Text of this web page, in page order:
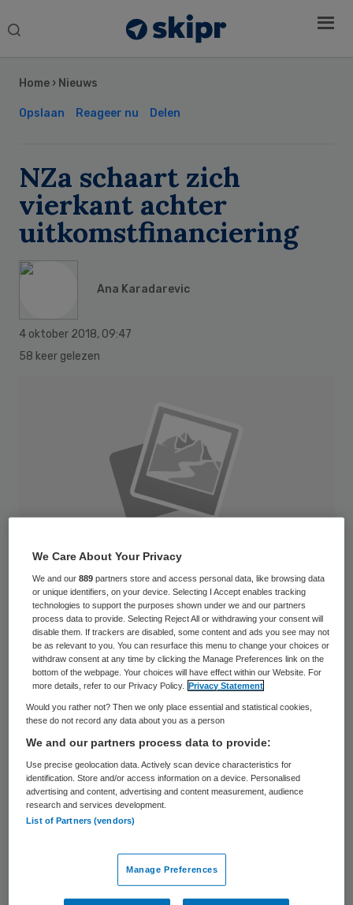
Search
Home › Nieuws
Opslaan Reageer nu Delen
NZa schaart zich
vierkant achter
uitkomstfinanciering
Ana Karadarevic
4 oktober 2018, 09:47
58 keer gelezen
Medisch-specialistische zorg moet worden
beloond op basis van de gezondheidswinst
voor de patiënt. Contracteren op waarde
dempt productieprikkels en zorgt er
daarmee voor dat de zorg op termijn
betaalbaar blijft. Dat staat in het Advies
bekostiging medisch-specialistische zorg
‘Belonen van zorg die waarde toevoegt’
aan minister Bruins voor Medische Zorg.
wil afstappen van een
bekostigingssysteem dat voornamelijk het
Sidebar
We Care About Your Privacy
We and our889 partners store and access personal data, like browsing data
or unique identifiers, on your device. Selecting I Accept enables tracking
technologies to support the purposes shown under we and our partners
process data to provide. Selecting Reject All or withdrawing your consent will
disable them. If trackers are disabled, some content and ads you see may not
be as relevant to you. You can resurface this menu to change your choices or
withdraw consent at any time by clicking the Manage Preferences link on the
bottom of the webpage. Your choices will have effect within our Website. For
more details, refer to our Privacy Policy.
Privacy Statement
Would you rather not? Then we only place essential and statistical cookies,
these do not record any data about you as a person
We and our partners process data to provide:
Use precise geolocation data. Actively scan device characteristics for
identification. Store and/or access information on a device. Personalised
advertising and content, advertising and content measurement, audience
research and services development.
List of Partners (vendors)
Manage Preferences